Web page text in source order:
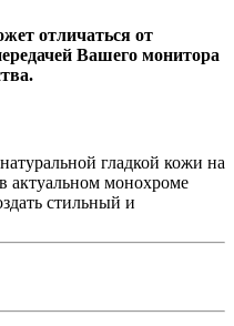
отличаться от
Вашего монитора
гладкой кожи на
актуальном монохроме
стильный и